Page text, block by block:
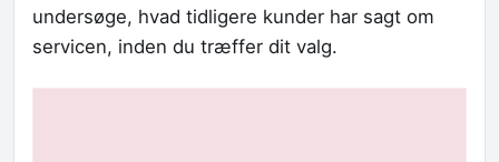
undersøge, hvad tidligere kunder har sagt om
servicen, inden du træffer dit valg.